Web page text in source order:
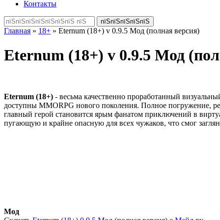
Контакты
Главная » 18+ » Eternum (18+) v 0.9.5 Мод (полная версия)
Eternum (18+) v 0.9.5 Мод
Eternum (18+) - весьма качественно проработанный
доступны MMORPG нового поколения. Полное погружение,
главный герой становится ярым фанатом приключений в
пугающую и крайне опасную для всех чужаков, что смог
Мод